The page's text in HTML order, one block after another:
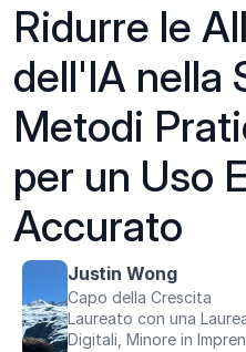
Ridurre le
dell'IA nella
Metodi
per un Uso
Accurato
Justin Wong
Capo della Crescita
Laureato con una
Digitali, Minore in